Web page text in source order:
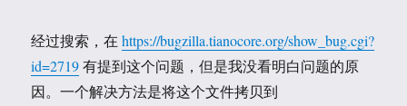
经过搜索，在https://bugzilla.tianocore.org/show_bug.cgi?
id=2719有提到这个问题，但是我没看明白问题的原
因。一个解决方法是将这个文件拷贝到